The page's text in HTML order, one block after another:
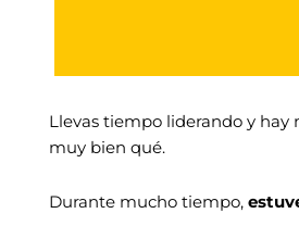
Llevas tiempo liderando y hay
muy bien qué.
Durante mucho tiempo,